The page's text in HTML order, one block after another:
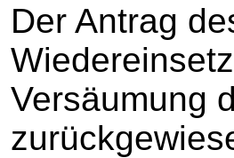
Der Antrag
Versäumung